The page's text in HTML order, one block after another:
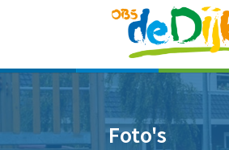
Foto's